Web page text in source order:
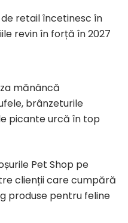
retail încetinesc în
revin în forță în 2027
mănâncă
brânzeturile
picante urcă în top
Pet Shop pe
clienții care cumpără
produse pentru feline